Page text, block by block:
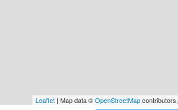
Leaflet| Map data ©OpenStreetMapcontributors,